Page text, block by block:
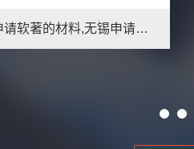
无锡申请软著的材料,无锡申请软著注意事项